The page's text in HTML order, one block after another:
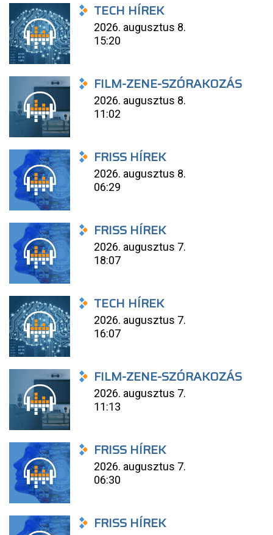
TECH HÍREK
2026. augusztus 8.
15:20
FILM-ZENE-SZÓRAKOZÁS
2026. augusztus 8.
11:02
FRISS HÍREK
2026. augusztus 8.
06:29
FRISS HÍREK
2026. augusztus 7.
18:07
TECH HÍREK
2026. augusztus 7.
16:07
FILM-ZENE-SZÓRAKOZÁS
2026. augusztus 7.
11:13
FRISS HÍREK
2026. augusztus 7.
06:30
FRISS HÍREK